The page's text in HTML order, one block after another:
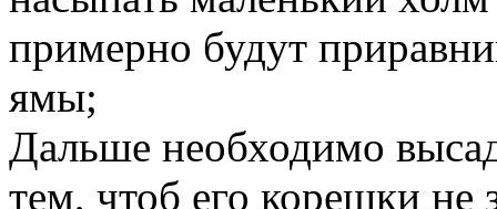
примерно будут
ямы;
Дальше необходимо
тем, чтоб его корешки не